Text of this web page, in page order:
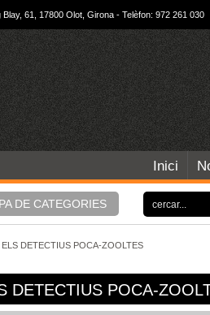
Blay, 61, 17800 Olot, Girona - Telèfon: 972 261 030
Inici
DE CATEGORIES
ELS DETECTIUS POCA-ZOOLTES
DETECTIUS POCA-